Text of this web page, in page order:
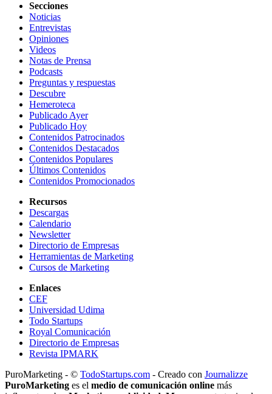
Secciones
Noticias
Entrevistas
Opiniones
Videos
Notas de Prensa
Podcasts
Preguntas y respuestas
Descubre
Hemeroteca
Publicado Ayer
Publicado Hoy
Contenidos Patrocinados
Contenidos Destacados
Contenidos Populares
Últimos Contenidos
Contenidos Promocionados
Recursos
Descargas
Calendario
Newsletter
Directorio de Empresas
Herramientas de Marketing
Cursos de Marketing
Enlaces
CEF
Universidad Udima
Todo Startups
Royal Comunicación
Directorio de Empresas
Revista IPMARK
PuroMarketing - © TodoStartups.com - Creado con Journalizze
PuroMarketing es el medio de comunicación online más